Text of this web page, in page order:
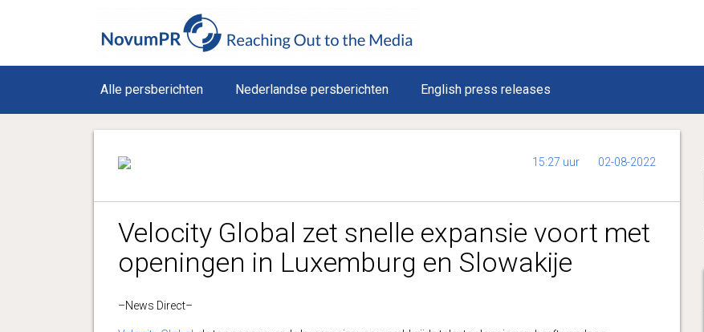
Alle persberichten Nederlandse persberichten English press releases
15:27 uur 02-08-2022
Velocity Global zet snelle expansie voort met
openingen in Luxemburg en Slowakije
–News Direct–